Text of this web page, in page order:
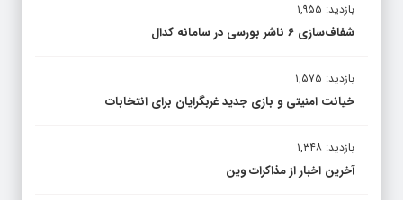
بازدید: ۱,۹۵۵
شفاف‌سازی ۶ ناشر بورسی در سامانه کدال
بازدید: ۱,۵۷۵
خیانت امنیتی و بازی جدید غربگرایان برای انتخابات
بازدید: ۱,۳۴۸
آخرین اخبار از مذاکرات وین